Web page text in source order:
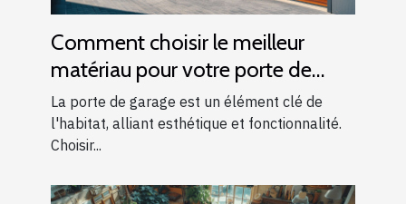
Comment choisir le meilleur
matériau pour votre porte de
garage
La porte de garage est un élément clé de
l'habitat, alliant esthétique et fonctionnalité.
Choisir...